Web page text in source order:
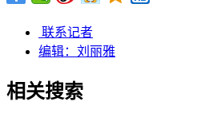
联系记者
编辑：刘丽雅
相关搜索